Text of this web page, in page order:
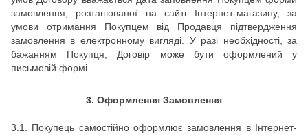
замовлення, розташованої на сайті Інтернет-магазину, за
умови отримання Покупцем від Продавця підтвердження
замовлення в електронному вигляді. У разі необхідності, за
бажанням Покупця, Договір може бути оформлений у
письмовій формі.
3. Оформлення Замовлення
3.1. Покупець самостійно оформлює замовлення в Інтернет-